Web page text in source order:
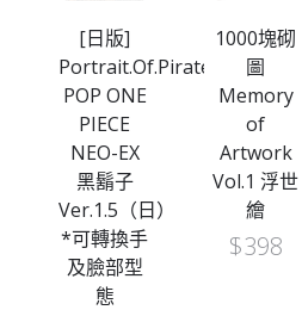
[日版]
Portrait.Of.Pirates
POP ONE
PIECE
NEO-EX
黑鬍子
Ver.1.5（日）
*可轉換手
及臉部型
態
1000塊砌
圖
Memory
of
Artwork
Vol.1 浮世
繪
$398